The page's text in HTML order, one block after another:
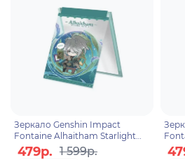
Зеркало Genshin Impact
Fontaine Alhaitham Starlight
Letters 6942421111245
479р. 1 599р.